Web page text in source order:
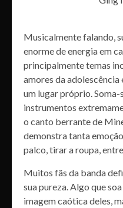
Musicalmente falando,
enorme de energia em
principalmente temas
amores da
um lugar próprio.
instrumentos
o canto berrante de
demonstra tanta
palco, tirar a roupa,
Muitos fãs da banda
sua pureza. Algo que
imagem caótica deles,